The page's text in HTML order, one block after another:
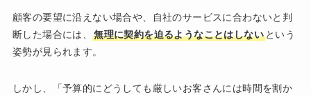
顧客の要望に沿えない場合や、自社のサービスに合わないと判
断した場合には、無理に契約を迫るようなことはしない という
姿勢が見られます。
しかし、「予算的にどうしても厳しいお客さんには時間を割か